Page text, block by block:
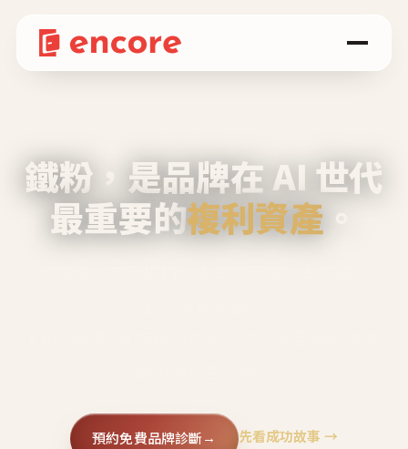
鐵粉，是品牌在 AI 世代
最重要的複利資產 。
預約免費品牌診斷→ 先看成功故事 →